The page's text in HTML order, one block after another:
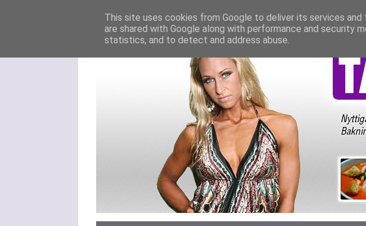
This site uses cookies from Google to deliver its services
are shared with Google along with performance and security
statistics, and to detect and address abuse.